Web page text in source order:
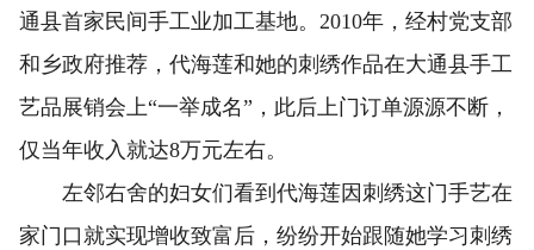
通县首家民间手工业加工基地。2010年，经村党支部
和乡政府推荐，代海莲和她的刺绣作品在大通县手工
艺品展销会上“一举成名”，此后上门订单源源不断，
仅当年收入就达8万元左右。
左邻右舍的妇女们看到代海莲因刺绣这门手艺在
家门口就实现增收致富后，纷纷开始跟随她学习刺绣